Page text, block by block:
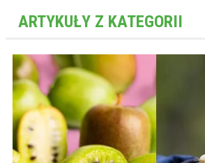
ARTYKUŁY Z KATEGORII